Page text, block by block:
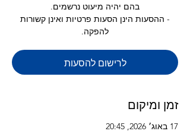
- ההסעות הינן הסעות פרטיות ואינן קשורות
להפקה.
לרישום להסעות
זמן ומיקום
17 באוג׳ 2026, 20:45